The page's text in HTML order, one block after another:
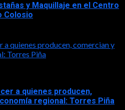
y Maquillaje en el Centro
Colosio
quienes producen, comercian y
Torres Piña
a quienes producen,
regional: Torres Piña